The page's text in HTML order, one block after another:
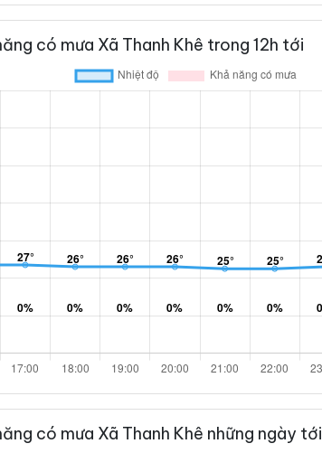
có mưa Xã Thanh Khê trong 12h tới
có mưa Xã Thanh Khê những ngày tới